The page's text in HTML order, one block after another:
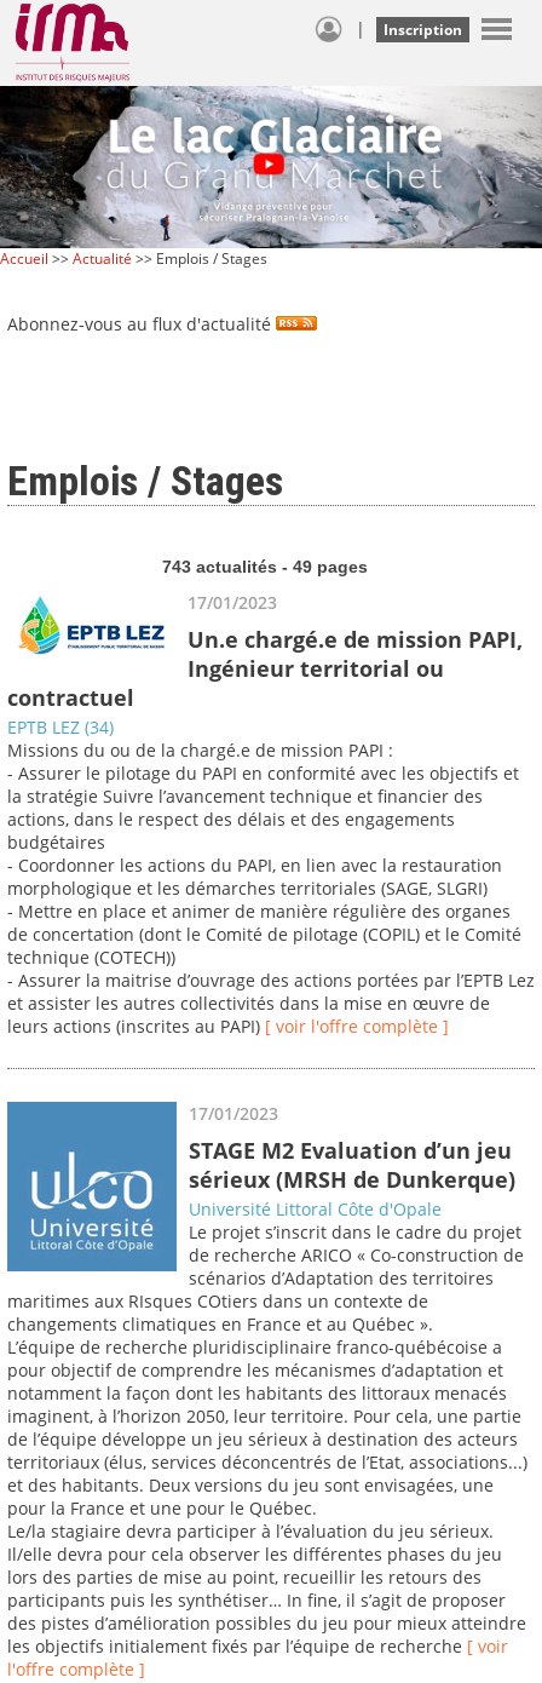
| Inscription
Accueil >>Actualité >> Emplois / Stages
Abonnez-vous au flux d'actualité
Emplois / Stages
743 actualités - 49 pages
17/01/2023
Un.e chargé.e de mission PAPI,
Ingénieur territorial ou
contractuel
EPTB LEZ (34)
Missions du ou de la chargé.e de mission PAPI :
- Assurer le pilotage du PAPI en conformité avec les objectifs et
la stratégie Suivre l’avancement technique et financier des
actions, dans le respect des délais et des engagements
budgétaires
- Coordonner les actions du PAPI, en lien avec la restauration
morphologique et les démarches territoriales (SAGE, SLGRI)
- Mettre en place et animer de manière régulière des organes
de concertation (dont le Comité de pilotage (COPIL) et le Comité
technique (COTECH))
- Assurer la maitrise d’ouvrage des actions portées par l’EPTB Lez
et assister les autres collectivités dans la mise en œuvre de
leurs actions (inscrites au PAPI) [ voir l'offre complète ]
17/01/2023
STAGE M2 Evaluation d’un jeu
sérieux (MRSH de Dunkerque)
Université Littoral Côte d'Opale
Le projet s’inscrit dans le cadre du projet
de recherche ARICO « Co-construction de
scénarios d’Adaptation des territoires
maritimes aux RIsques COtiers dans un contexte de
changements climatiques en France et au Québec ».
L’équipe de recherche pluridisciplinaire franco-québécoise a
pour objectif de comprendre les mécanismes d’adaptation et
notamment la façon dont les habitants des littoraux menacés
imaginent, à l’horizon 2050, leur territoire. Pour cela, une partie
de l’équipe développe un jeu sérieux à destination des acteurs
territoriaux (élus, services déconcentrés de l’Etat, associations...)
et des habitants. Deux versions du jeu sont envisagées, une
pour la France et une pour le Québec.
Le/la stagiaire devra participer à l’évaluation du jeu sérieux.
Il/elle devra pour cela observer les différentes phases du jeu
lors des parties de mise au point, recueillir les retours des
participants puis les synthétiser… In fine, il s’agit de proposer
des pistes d’amélioration possibles du jeu pour mieux atteindre
les objectifs initialement fixés par l’équipe de recherche [ voir
l'offre complète ]